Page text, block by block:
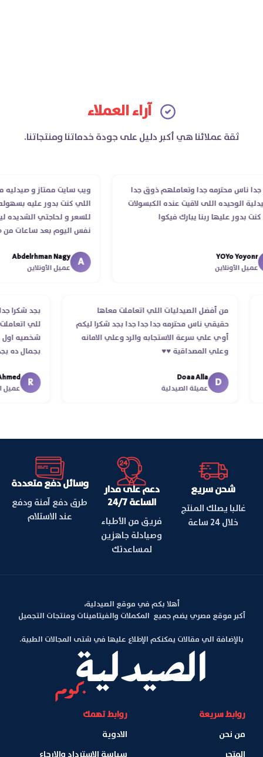
آراء العملاء
ثقة عملائنا هي أكبر دليل على جودة خدماتنا ومنتجاتنا.
ناس محترمه جدا وتعاملهم ذوق جدا
الوحيده اللى لاقيت عنده الكبسولات
بدور عليها ربنا يبارك فيكوا
YOYo
الأونلاين
ويب سايت ممتاز و صيدليه
اللي كنت بدور عليه بسهوله
للسعر و لحاجتي الشديده
نفس اليوم بعد ساعات من
انتهاء موعد عمله ..فضل
استلمت ..شكرا جزيلا ليكم
A
Abdelrhman Nagy
عميل الأونلاين
من أفضل الصيدليات اللي اتعاملت معاها
حقيقي ناس محترمه جدا جدا جدا بجد شكرا ليكم
أوي علي سرعة الاستجابه والرد وعلي الامانه
وعلي المصداقية ♥️♥️‏
D
Doaa Alla
عميلة الصيدلية
بجد
للي
شخصيه
بجمال
R
شحن سريع
غالبا يصلك المنتج
خلال 24 ساعة
دعم على مدار
الساعة 24/7
فريق من الأطباء
وصيادلة جاهزين
لمساعدتك
وسائل دفع متعددة
طرق دفع آمنة ودفع
عند الاستلام
أهلا بكم في موقع الصيدلية،
أكبر موقع مصري يضم جميع المكملات والفيتامينات ومنتجات التجميل
بالإضافة الي مقالات يمكنكم الإطلاع عليها في شتى المجالات الطبية.
روابط سريعة
من نحن
روابط تهمك
الادوية